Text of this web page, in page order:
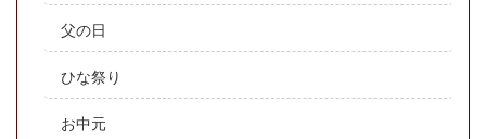
父の日
ひな祭り
お中元